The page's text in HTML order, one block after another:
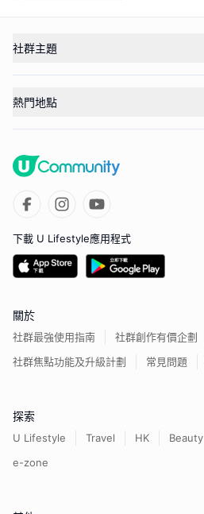
社群主題
熱門地點
下載 U Lifestyle應用程式
關於
社群最強使用指南
社群創作有價企劃
社群焦點功能及升級計劃
常見問題
探索
U Lifestyle Travel HK Beauty
e-zone